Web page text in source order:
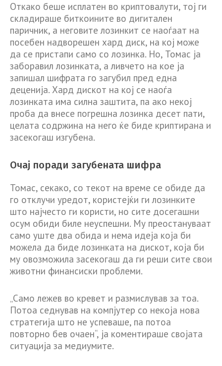
Откако беше исплатен во криптовалути, тој ги
складираше биткоините во дигитален
паричник, а неговите лозинкит се наоѓаат на
посебен надворешен хард диск, на кој може
да се пристапи само со лозинка. Но, Томас ја
заборавил лозинката, а ливчето на кое ја
запишал шифрата го загубил пред една
деценија. Хард дискот на кој се наоѓа
лозинката има силна заштита, па ако некој
проба да внесе погрешна лозинка десет пати,
целата содржина на него ќе биде криптирана и
засекогаш изгубена.
Очај поради загубената шифра
Томас, секако, со текот на време се обиде да
го отклучи уредот, користејќи ги лозинките
што најчесто ги користи, но сите досегашни
осум обиди биле неуспешни. Му преостануваат
само уште два обида и нема идеја која би
можела да биде лозинката на дискот, која би
му овозможила засекогаш да ги реши сите свои
животни финансиски проблеми.
„Само лежев во кревет и размислував за тоа.
Потоа седнував на компјутер со некоја нова
стратегија што не успеваше, па потоа
повторно бев очаен“, ја коментираше својата
ситуација за медиумите.